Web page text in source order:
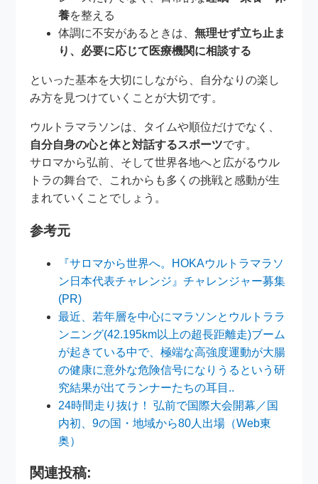
養を整える
体調に不安があるときは、無理せず立ち止ま
り、必要に応じて医療機関に相談する
といった基本を大切にしながら、自分なりの楽し
み方を見つけていくことが大切です。
ウルトラマラソンは、タイムや順位だけでなく、
自分自身の心と体と対話するスポーツです。
サロマから弘前、そして世界各地へと広がるウル
トラの舞台で、これからも多くの挑戦と感動が生
まれていくことでしょう。
参考元
『サロマから世界へ。HOKAウルトラマラソ
ン日本代表チャレンジ』チャレンジャー募集
(PR)
最近、若年層を中心にマラソンとウルトララ
ンニング(42.195km以上の超長距離走)ブーム
が起きている中で、極端な高強度運動が大腸
の健康に意外な危険信号になりうるという研
究結果が出てランナーたちの耳目..
24時間走り抜け！ 弘前で国際大会開幕／国
内初、9の国・地域から80人出場（Web東
奥）
関連投稿: